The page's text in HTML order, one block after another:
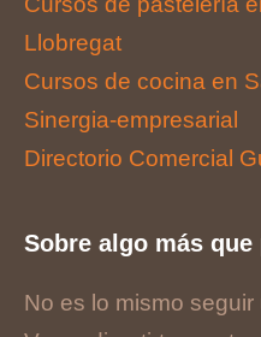
Llobregat
Cursos de cocina en
Sinergia-empresarial
Directorio Comercial
Sobre algo más
No es lo mismo